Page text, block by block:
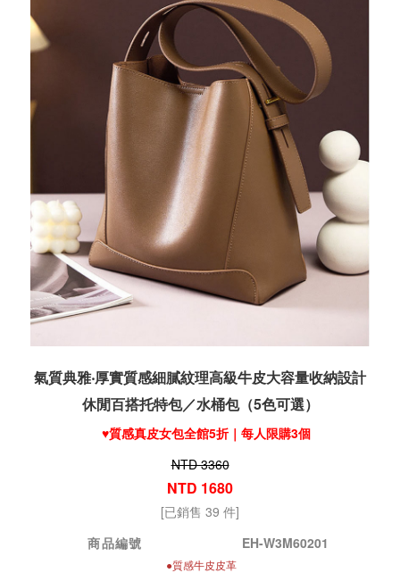
氣質典雅‧厚實質感細膩紋理高級牛皮大容量收納設計
休閒百搭托特包／水桶包（5色可選）
♥️質感真皮女包全館5折｜每人限購3個
NTD 3360
NTD 1680
[已銷售 39 件]
商品編號
EH-W3M60201
●質感牛皮皮革